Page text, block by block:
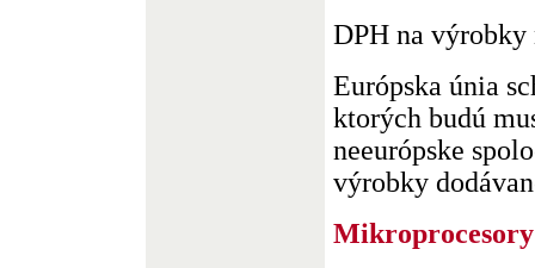
DPH na
Európska únia
ktorých budú
neeurópske
výrobky